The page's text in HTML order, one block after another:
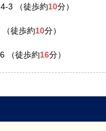
3 （徒歩約10分）
徒歩約10分）
（徒歩約16分）